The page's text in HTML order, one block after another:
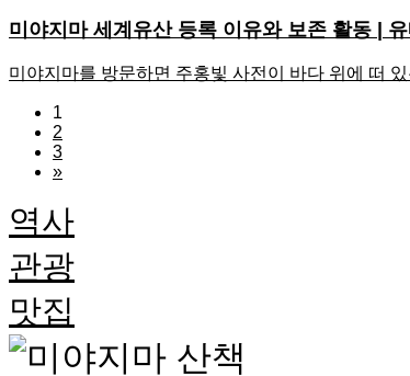
미야지마 세계유산 등록 이유와 보존 활동 |
미야지마를 방문하면 주홍빛 사전이 바다 위에 떠
1
2
3
»
역사
관광
맛집